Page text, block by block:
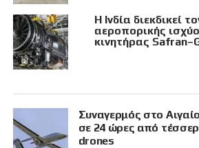
Η Ινδία διεκδικεί
αεροπορικής
κινητήρας
Συναγερμός στο
σε 24 ώρες από
drones